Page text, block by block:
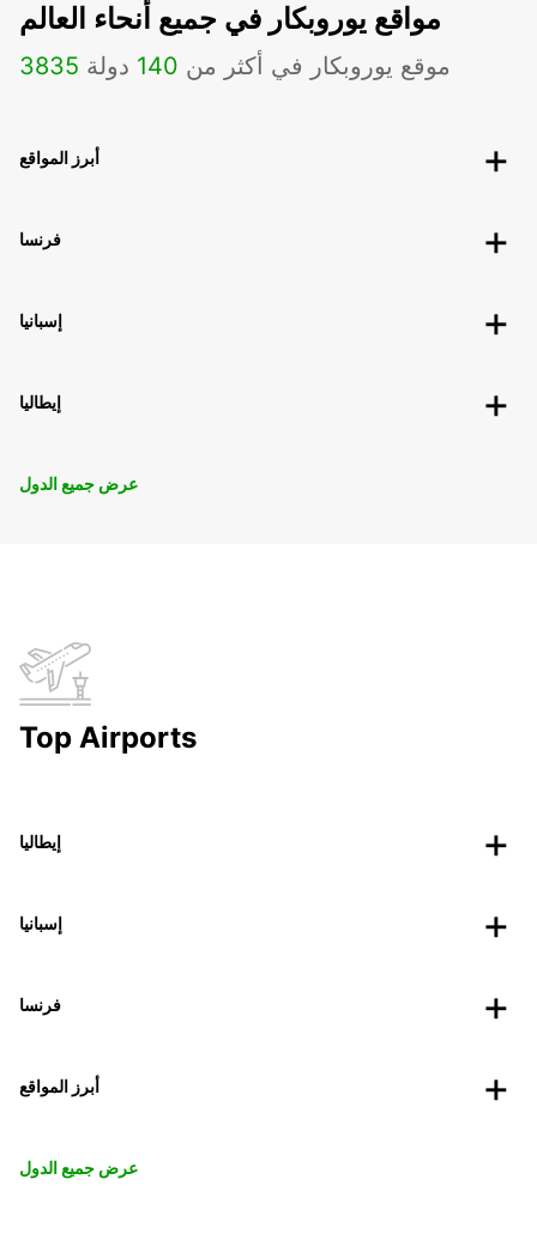
مواقع يوروبكار في جميع أنحاء العالم
3835 موقع يوروبكار في أكثر من 140 دولة
أبرز المواقع
فرنسا
إسبانيا
إيطاليا
عرض جميع الدول
Top Airports
إيطاليا
إسبانيا
فرنسا
أبرز المواقع
عرض جميع الدول